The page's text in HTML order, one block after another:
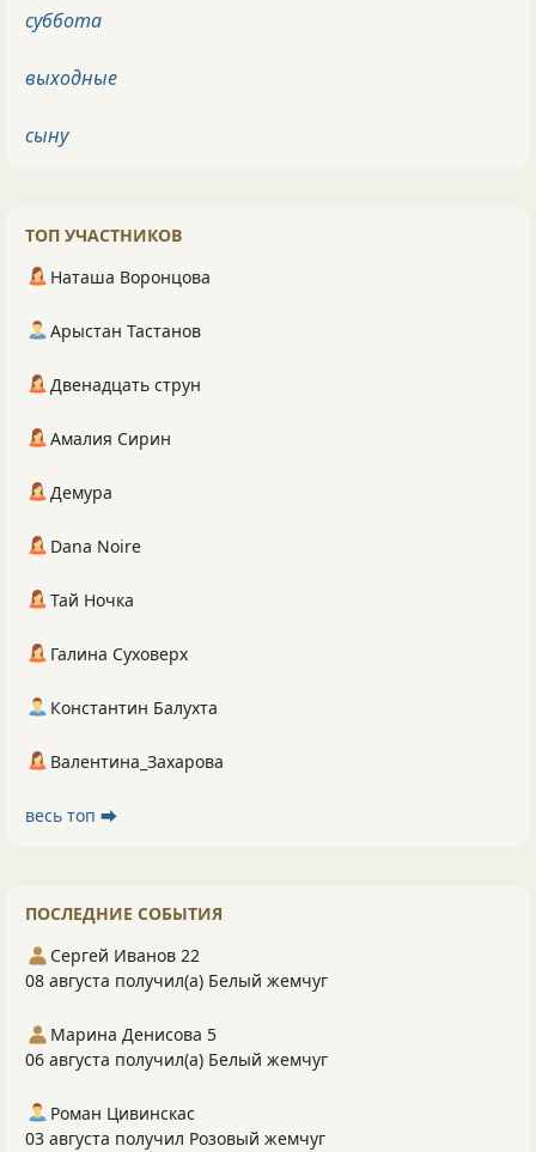
суббота
выходные
сыну
ТОП УЧАСТНИКОВ
Наташа Воронцова
Арыстан Тастанов
Двенадцать струн
Амалия Сирин
Демура
Dana Noire
Тай Ночка
Галина Суховерх
Константин Балухта
Валентина_Захарова
весь топ ⮕
ПОСЛЕДНИЕ СОБЫТИЯ
Сергей Иванов 22
08 августа получил(а) Белый жемчуг
Марина Денисова 5
06 августа получил(а) Белый жемчуг
Роман Цивинскас
03 августа получил Розовый жемчуг